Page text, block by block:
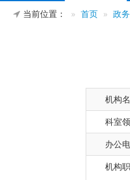
当前位置： 首页 政
机构
科室
办公
机构